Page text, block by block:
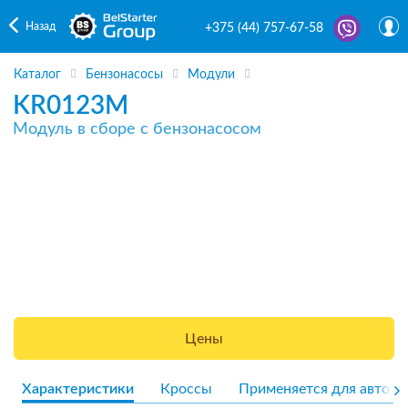
Назад +375 (44) 757-67-58
Каталог Бензонасосы Модули
KR0123M
Модуль в сборе с бензонасосом
Цены
Характеристики Кроссы Применяется для авто